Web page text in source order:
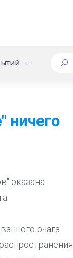
ничего
оказана
очага